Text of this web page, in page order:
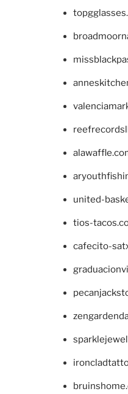
united-
tios-
cafecito-